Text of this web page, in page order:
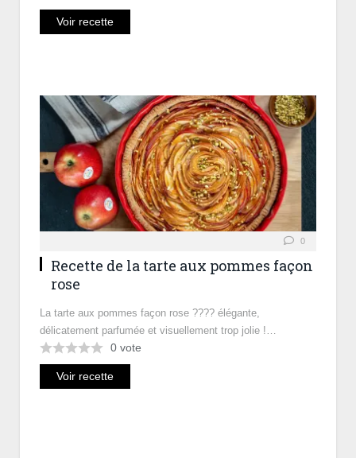
Voir recette
0
Recette de la tarte aux pommes façon
rose
La tarte aux pommes façon rose ???? élégante,
délicatement parfumée et visuellement trop jolie !…
0 vote
Voir recette